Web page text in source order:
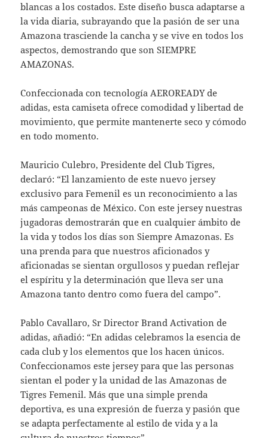
blancas a los costados. Este diseño busca adaptarse a
la vida diaria, subrayando que la pasión de ser una
Amazona trasciende la cancha y se vive en todos los
aspectos, demostrando que son SIEMPRE
AMAZONAS.
Confeccionada con tecnología AEROREADY de
adidas, esta camiseta ofrece comodidad y libertad de
movimiento, que permite mantenerte seco y cómodo
en todo momento.
Mauricio Culebro, Presidente del Club Tigres,
declaró: “El lanzamiento de este nuevo jersey
exclusivo para Femenil es un reconocimiento a las
más campeonas de México. Con este jersey nuestras
jugadoras demostrarán que en cualquier ámbito de
la vida y todos los días son Siempre Amazonas. Es
una prenda para que nuestros aficionados y
aficionadas se sientan orgullosos y puedan reflejar
el espíritu y la determinación que lleva ser una
Amazona tanto dentro como fuera del campo”.
Pablo Cavallaro, Sr Director Brand Activation de
adidas, añadió: “En adidas celebramos la esencia de
cada club y los elementos que los hacen únicos.
Confeccionamos este jersey para que las personas
sientan el poder y la unidad de las Amazonas de
Tigres Femenil. Más que una simple prenda
deportiva, es una expresión de fuerza y pasión que
se adapta perfectamente al estilo de vida y a la